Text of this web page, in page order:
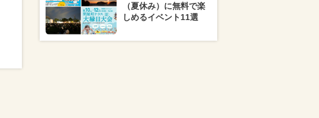
（夏休み）に無料で楽
しめるイベント11選